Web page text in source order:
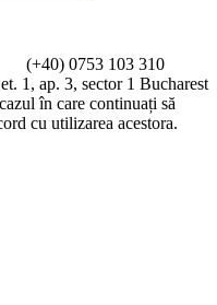
(+40) 0753 103 310
3, sector 1 Bucharest
în care continuați să
cu utilizarea acestora.